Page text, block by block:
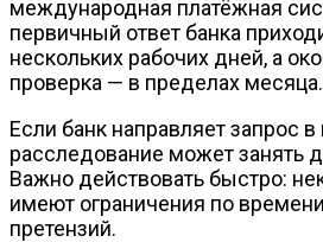
международная платёжная
первичный ответ банка
нескольких рабочих дней, а
проверка — в пределах месяца.
Если банк направляет запрос
расследование может занять
Важно действовать быстро:
имеют ограничения по
претензий.